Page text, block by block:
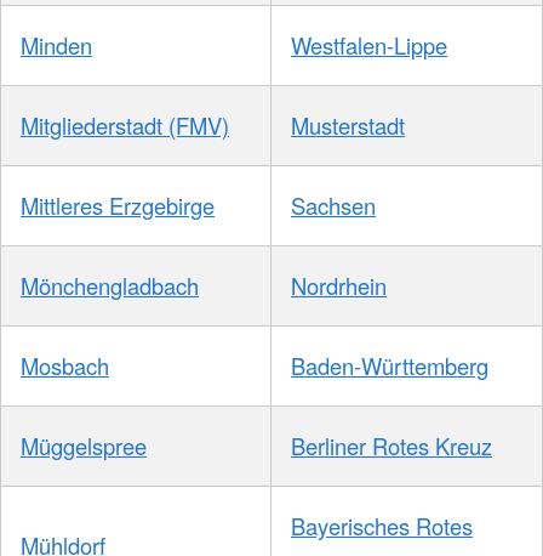
Minden Westfalen-Lippe
Mitgliederstadt (FMV) Musterstadt
Mittleres Erzgebirge Sachsen
Mönchengladbach Nordrhein
Mosbach Baden-Württemberg
Müggelspree Berliner Rotes Kreuz
Mühldorf
Bayerisches Rotes